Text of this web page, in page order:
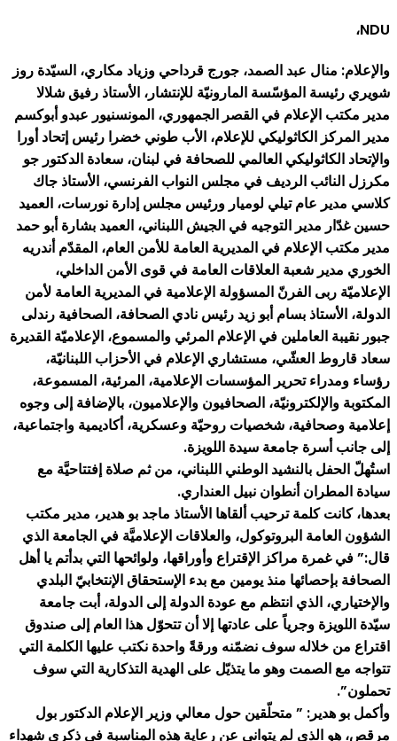
NDU،
والإعلام: منال عبد الصمد، جورج قرداحي وزياد مكاري، السيّدة روز
شويري رئيسة المؤسّسة المارونيّة للإنتشار، الأستاذ رفيق شلالا
مدير مكتب الإعلام في القصر الجمهوري، المونسنيور عبدو أبوكسم
مدير المركز الكاثوليكي للإعلام، الأب طوني خضرا رئيس إتحاد أورا
والإتحاد الكاثوليكي العالمي للصحافة في لبنان، سعادة الدكتور جو
مكرزل النائب الرديف في مجلس النواب الفرنسي، الأستاذ جاك
كلاسي مدير عام تيلي لوميار ورئيس مجلس إدارة نورسات، العميد
حسين غدّار مدير التوجيه في الجيش اللبناني، العميد بشارة أبو حمد
مدير مكتب الإعلام في المديرية العامة للأمن العام، المقدّم أندريه
الخوري مدير شعبة العلاقات العامة في قوى الأمن الداخلي،
الإعلاميّة ربى الفرنّ المسؤولة الإعلامية في المديرية العامة لأمن
الدولة، الأستاذ بسام أبو زيد رئيس نادي الصحافة، الصحافية رندلى
جبور نقيبة العاملين في الإعلام المرئي والمسموع، الإعلاميّة القديرة
سعاد قاروط العشّي، مستشاري الإعلام في الأحزاب اللبنانيّة،
رؤساء ومدراء تحرير المؤسسات الإعلامية، المرئية، المسموعة،
المكتوبة والإلكترونيّة، الصحافيون والإعلاميون، بالإضافة إلى وجوه
إعلامية وصحافية، شخصيات روحيّة وعسكرية، أكاديمية واجتماعية،
إلى جانب أسرة جامعة سيدة اللويزة.
استُهلّ الحفل بالنشيد الوطني اللبناني، من ثم صلاة إفتتاحيَّة مع
سيادة المطران أنطوان نبيل العنداري.
بعدها، كانت كلمة ترحيب ألقاها الأستاذ ماجد بو هدير، مدير مكتب
الشؤون العامة البروتوكول، والعلاقات الإعلاميَّة في الجامعة الذي
قال:” في غمرة مراكز الإقتراع وأوراقها، ولوائحها التي بدأتم يا أهل
الصحافة بإحصائها منذ يومين مع بدء الإستحقاق الإنتخابيّ البلدي
والإختياري، الذي انتظم مع عودة الدولة إلى الدولة، أبت جامعة
سيّدة اللويزة وجرياً على عادتها إلا أن تتحوّل هذا العام إلى صندوق
اقتراع من خلاله سوف نضمّنه ورقةً واحدة نكتب عليها الكلمة التي
تتواجه مع الصمت وهو ما يتذيّل على الهدية التذكارية التي سوف
تحملون”.
وأكمل بو هدير: ” متحلّقين حول معالي وزير الإعلام الدكتور بول
مرقص، هو الذي لم يتوانى عن رعاية هذه المناسبة في ذكرى شهداء